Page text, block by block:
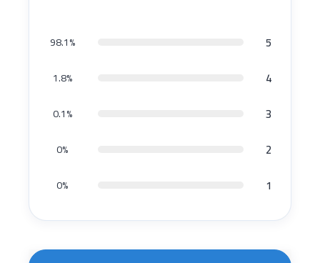
5
98.1%
4
1.8%
3
0.1%
2
0%
1
0%